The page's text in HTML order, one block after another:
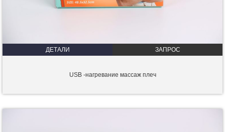
ДЕТАЛИ ЗАПРОС
USB -нагревание массаж плеч